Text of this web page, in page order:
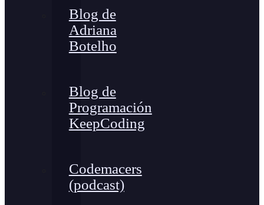
Blog de
Adriana
Botelho
Blog de
Programación
KeepCoding
Codemacers
(podcast)